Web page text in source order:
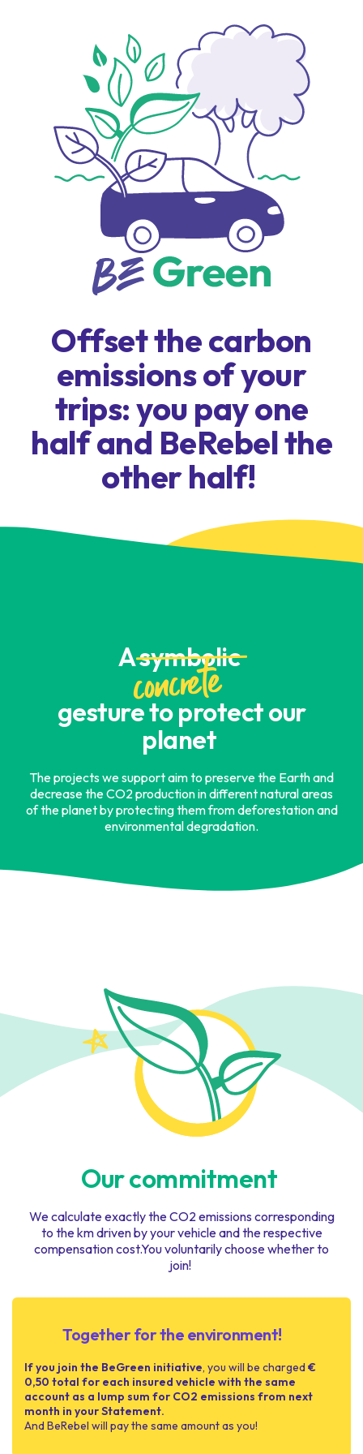
Offset the carbon
emissions of your
trips: you pay one
half and BeRebel the
other half!
Asymbolic
concrete
gesture to protect our
planet
The projects we support aim to preserve the Earth and
decrease the CO2 production in different natural areas
of the planet by protecting them from deforestation and
environmental degradation.
Our commitment
We calculate exactly the CO2 emissions corresponding
to the km driven by your vehicle and the respective
compensation cost.You voluntarily choose whether to
join!
Together for the environment!
If you join the BeGreen initiative, you will be charged €
0,50 total for each insured vehicle with the same
account as a lump sum for CO2 emissions from next
month in your Statement.
And BeRebel will pay the same amount as you!